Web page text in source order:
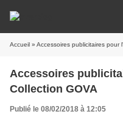
Accueil » Accessoires publicitaires pour
Accessoires
Collection GOVA
Publié le 08/02/2018 à 12:05